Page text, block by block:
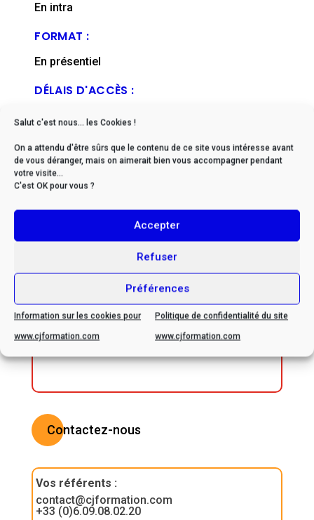
Salut c'est nous... les Cookies !
On a attendu d'être sûrs que le contenu de ce site vous intéresse avant
de vous déranger, mais on aimerait bien vous accompagner pendant
votre visite...
C'est OK pour vous ?
Accepter
Refuser
Préférences
Information sur les cookies pour
www.cjformation.com
Politique de confidentialité du site
www.cjformation.com
En intra
FORMAT :
En présentiel
DÉLAIS D'ACCÈS :
De 2 à 6 mois en moyenne (nous contacter)
FICHE MISE À JOUR EN :
mai, 2024
* Si vous êtes en situation
de handicap, veuillez nous
contacter afin d’envisager
ensemble les possibilités
Contactez-nous
Vos référents :
contact@cjformation.com
+33 (0)6.09.08.02.20